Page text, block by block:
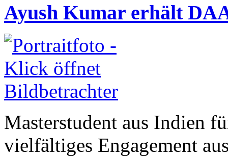
Ayush Kumar erhält
Masterstudent aus Indien
vielfältiges Engagement